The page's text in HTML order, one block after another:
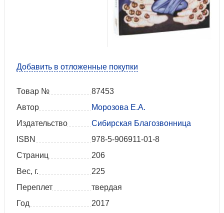
Добавить в отложенные покупки
Товар №
87453
Автор
Морозова Е.А.
Издательство
Сибирская Благозвонница
ISBN
978-5-906911-01-8
Страниц
206
Вес, г.
225
Переплет
твердая
Год
2017